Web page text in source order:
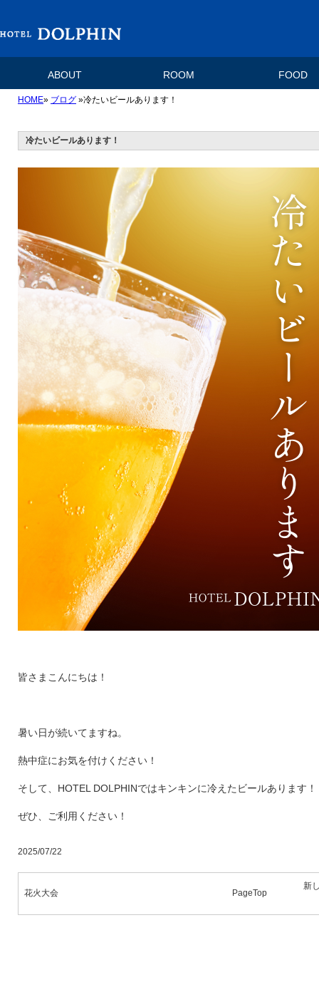
ABOUT ROOM FOOD
HOME» ブログ »冷たいビールあります！
冷たいビールあります！
皆さまこんにちは！
暑い日が続いてますね。
熱中症にお気を付けください！
そして、HOTEL DOLPHINではキンキンに冷えたビールあります！
ぜひ、ご利用ください！
2025/07/22
花火大会 PageTop
新